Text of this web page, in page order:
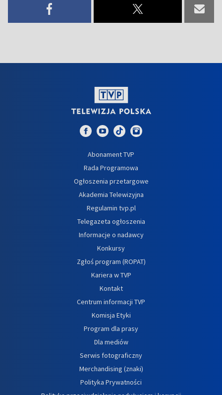
Abonament TVP
Rada Programowa
Ogłoszenia przetargowe
Akademia Telewizyjna
Regulamin tvp.pl
Telegazeta ogłoszenia
Informacje o nadawcy
Konkursy
Zgłoś program (ROPAT)
Kariera w TVP
Kontakt
Centrum informacji TVP
Komisja Etyki
Program dla prasy
Dla mediów
Serwis fotograficzny
Merchandising (znaki)
Polityka Prywatności